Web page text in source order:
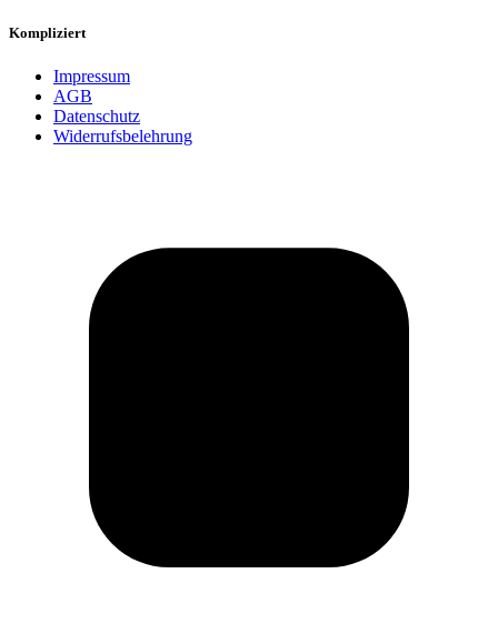
Kompliziert
Impressum
AGB
Datenschutz
Widerrufsbelehrung